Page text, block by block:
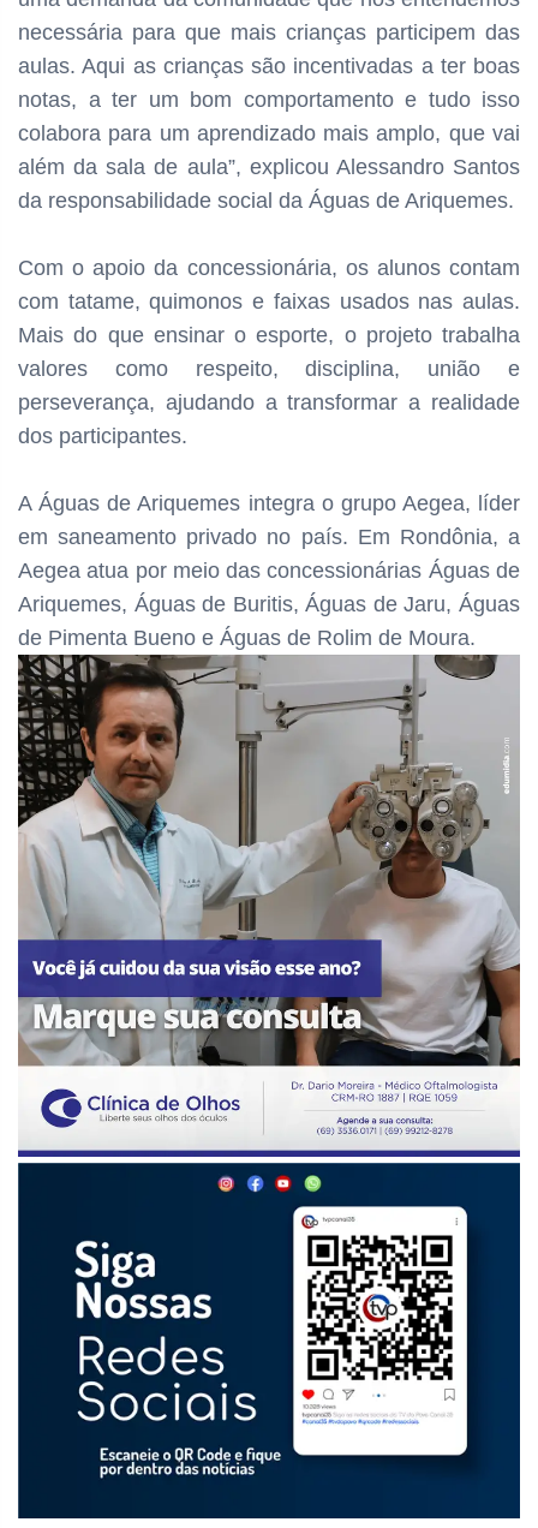
necessária para que mais crianças participem das
aulas. Aqui as crianças são incentivadas a ter boas
notas, a ter um bom comportamento e tudo isso
colabora para um aprendizado mais amplo, que vai
além da sala de aula”, explicou Alessandro Santos
da responsabilidade social da Águas de Ariquemes.
Com o apoio da concessionária, os alunos contam
com tatame, quimonos e faixas usados nas aulas.
Mais do que ensinar o esporte, o projeto trabalha
valores como respeito, disciplina, união e
perseverança, ajudando a transformar a realidade
dos participantes.
A Águas de Ariquemes integra o grupo Aegea, líder
em saneamento privado no país. Em Rondônia, a
Aegea atua por meio das concessionárias Águas de
Ariquemes, Águas de Buritis, Águas de Jaru, Águas
de Pimenta Bueno e Águas de Rolim de Moura.